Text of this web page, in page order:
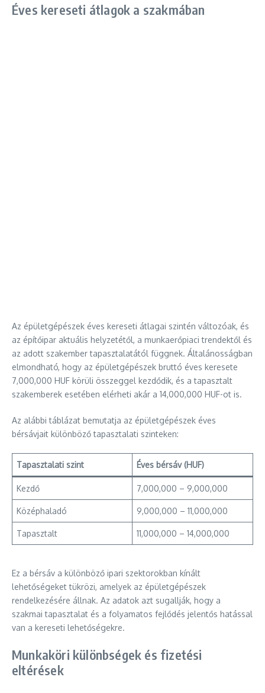
Éves kereseti átlagok a szakmában
Az épületgépészek éves kereseti átlagai szintén változóak, és
az építőipar aktuális helyzetétől, a munkaerőpiaci trendektől és
az adott szakember tapasztalatától függnek. Általánosságban
elmondható, hogy az épületgépészek bruttó éves keresete
7,000,000 HUF körüli összeggel kezdődik, és a tapasztalt
szakemberek esetében elérheti akár a 14,000,000 HUF-ot is.
Az alábbi táblázat bemutatja az épületgépészek éves
bérsávjait különböző tapasztalati szinteken:
Tapasztalati szint Éves bérsáv (HUF)
Kezdő 7,000,000 – 9,000,000
Középhaladó 9,000,000 – 11,000,000
Tapasztalt 11,000,000 – 14,000,000
Ez a bérsáv a különböző ipari szektorokban kínált
lehetőségeket tükrözi, amelyek az épületgépészek
rendelkezésére állnak. Az adatok azt sugallják, hogy a
szakmai tapasztalat és a folyamatos fejlődés jelentős hatással
van a kereseti lehetőségekre.
Munkaköri különbségek és fizetési
eltérések